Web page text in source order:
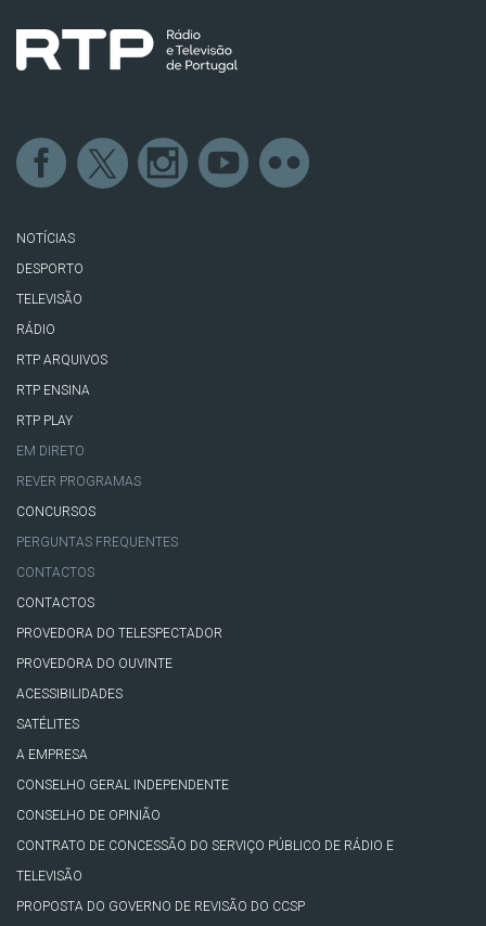
NOTÍCIAS
DESPORTO
TELEVISÃO
RÁDIO
RTP ARQUIVOS
RTP ENSINA
RTP PLAY
EM DIRETO
REVER PROGRAMAS
CONCURSOS
PERGUNTAS FREQUENTES
CONTACTOS
CONTACTOS
PROVEDORA DO TELESPECTADOR
PROVEDORA DO OUVINTE
ACESSIBILIDADES
SATÉLITES
A EMPRESA
CONSELHO GERAL INDEPENDENTE
CONSELHO DE OPINIÃO
CONTRATO DE CONCESSÃO DO SERVIÇO PÚBLICO DE RÁDIO E
TELEVISÃO
PROPOSTA DO GOVERNO DE REVISÃO DO CCSP